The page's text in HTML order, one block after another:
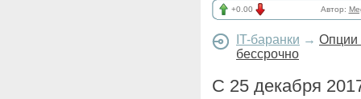
+0.00 Автор:
IT-баранки → Опции
бессрочно
С 25 декабря